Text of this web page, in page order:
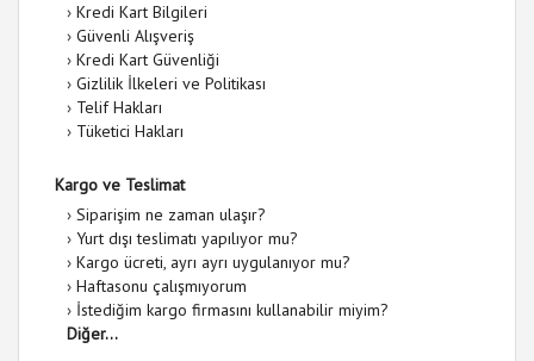
› Kredi Kart Bilgileri
› Güvenli Alışveriş
› Kredi Kart Güvenliği
› Gizlilik İlkeleri ve Politikası
› Telif Hakları
› Tüketici Hakları
Kargo ve Teslimat
› Siparişim ne zaman ulaşır?
› Yurt dışı teslimatı yapılıyor mu?
› Kargo ücreti, ayrı ayrı uygulanıyor mu?
› Haftasonu çalışmıyorum
› İstediğim kargo firmasını kullanabilir miyim?
Diğer...